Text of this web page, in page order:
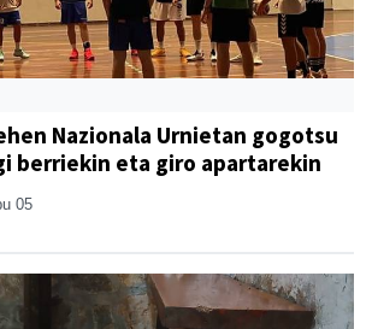
Nazionala Urnietan gogotsu
berriekin eta giro apartarekin
05